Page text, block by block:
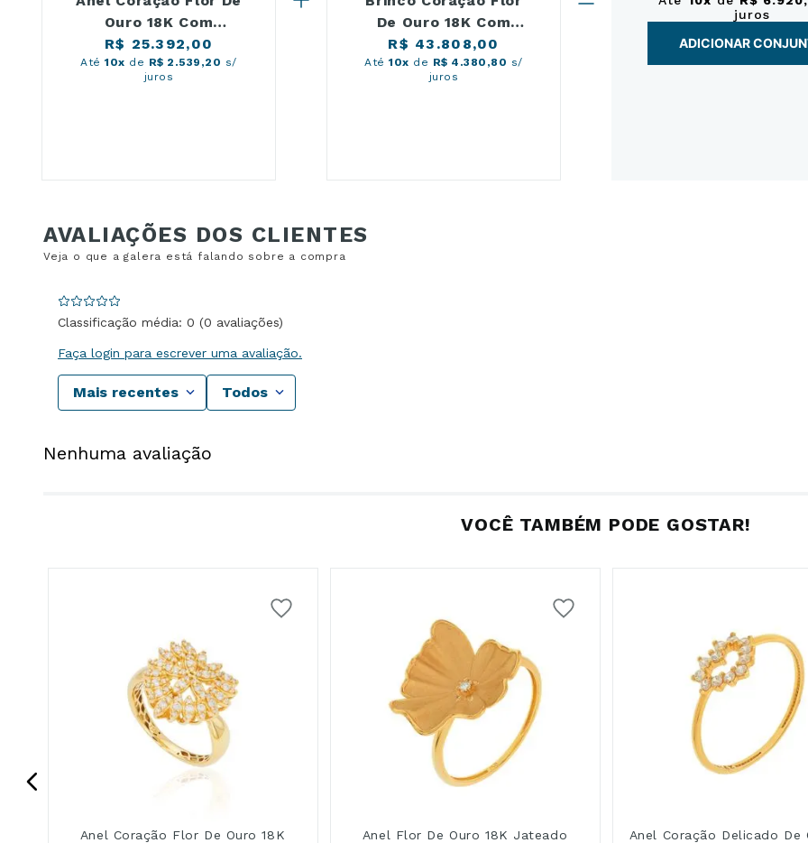
Ouro 18K Com
Brilhantes
R$ 25.392,00
Até10x de R$ 2.539,20 s/
juros
De Ouro 18K Com
Brilhantes
R$ 43.808,00
Até10x de R$ 4.380,80 s/
juros
juros
ADICIONAR
Classificação média: 0 (0 avaliações)
Faça login para escrever uma avaliação.
Mais recentes Todos
Nenhuma avaliação
VOCÊ TAMBÉM PODE GOSTAR!
Anel Coração Flor De Ouro 18K
Anel Flor De Ouro 18K Jateado
Anel Coração Delicado De